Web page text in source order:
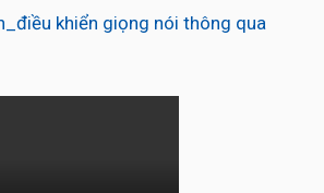
khiển giọng nói thông qua